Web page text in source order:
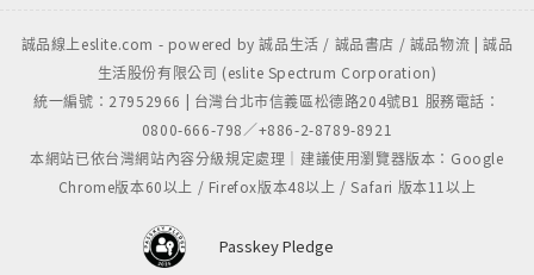
誠品線上eslite.com - powered by 誠品生活 / 誠品書店 / 誠品物流 | 誠品
生活股份有限公司 (eslite Spectrum Corporation)
統一編號：27952966 | 台灣台北市信義區松德路204號B1 服務電話：
0800-666-798／+886-2-8789-8921
本網站已依台灣網站內容分級規定處理｜建議使用瀏覽器版本：Google
Chrome版本60以上 / Firefox版本48以上 / Safari 版本11以上
Passkey Pledge